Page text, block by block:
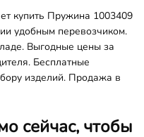
купить Пружина 1003409
удобным перевозчиком.
Выгодные цены за
Бесплатные
изделий. Продажа в
сейчас, чтобы